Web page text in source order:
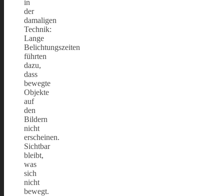
in
der
damaligen
Technik:
Lange
Belichtungszeiten
führten
dazu,
dass
bewegte
Objekte
auf
den
Bildern
nicht
erscheinen.
Sichtbar
bleibt,
was
sich
nicht
bewegt.